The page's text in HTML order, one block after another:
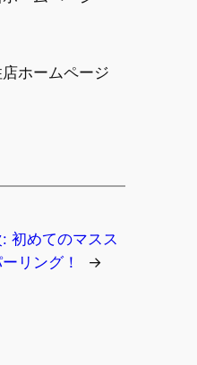
ホームページ
:初めてのマスス
リング！
→